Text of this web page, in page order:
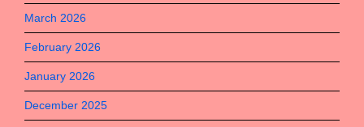
March 2026
February 2026
January 2026
December 2025